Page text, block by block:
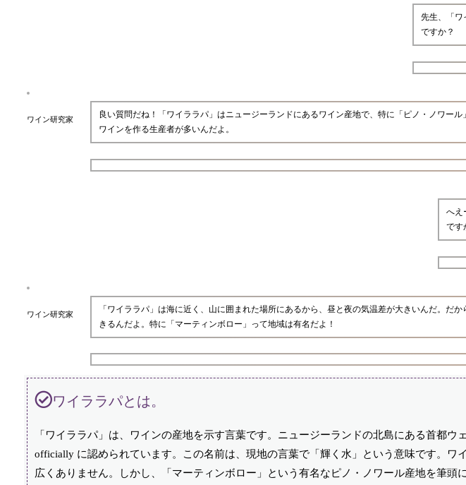
先生、「ワ
ですか？
ワイン研究家
良い質問だね！「ワイララパ」はニュージーランドにあるワイン産地で、特に「ピノ・ノワー
ワインを作る生産者が多いんだよ。
へえ
です
ワイン研究家
「ワイララパ」は海に近く、山に囲まれた場所にあるから、昼と夜の気温差が大きいんだ。だ
きるんだよ。特に「マーティンボロー」って地域は有名だよ！
ワイララパとは。
「ワイララパ」は、ワインの産地を示す言葉です。ニュージーランドの北島にある首都ウ
officially に認められています。この名前は、現地の言葉で「輝く水」という意味です。ワ
広くありません。しかし、「マーティンボロー」という有名なピノ・ノワール産地を筆頭